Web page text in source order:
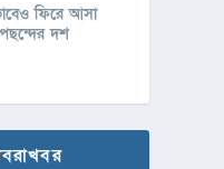
ফিরে আসা
দশ